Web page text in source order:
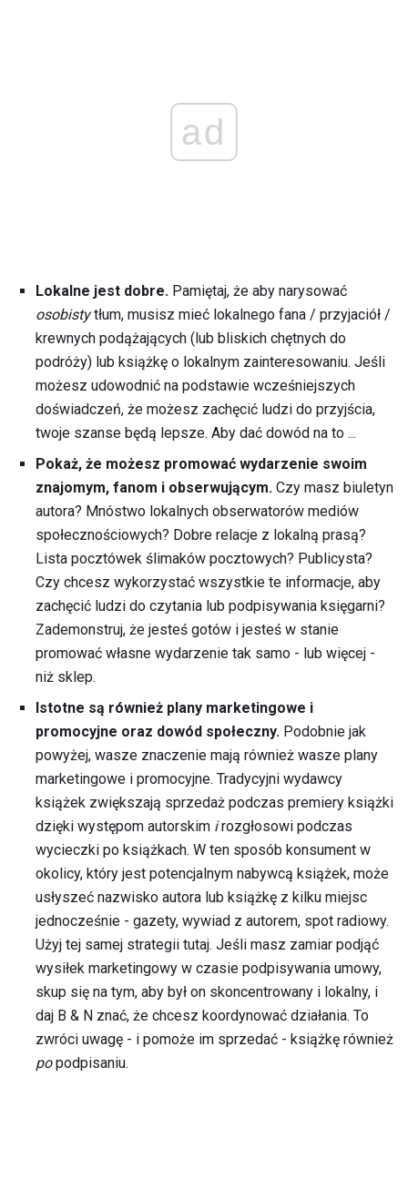
ad
Lokalne jest dobre. Pamiętaj, że aby narysować
osobistytłum, musisz mieć lokalnego fana / przyjaciół /
krewnych podążających (lub bliskich chętnych do
podróży) lub książkę o lokalnym zainteresowaniu. Jeśli
możesz udowodnić na podstawie wcześniejszych
doświadczeń, że możesz zachęcić ludzi do przyjścia,
twoje szanse będą lepsze. Aby dać dowód na to ...
Pokaż, że możesz promować wydarzenie swoim
znajomym, fanom i obserwującym. Czy masz biuletyn
autora? Mnóstwo lokalnych obserwatorów mediów
społecznościowych? Dobre relacje z lokalną prasą?
Lista pocztówek ślimaków pocztowych? Publicysta?
Czy chcesz wykorzystać wszystkie te informacje, aby
zachęcić ludzi do czytania lub podpisywania księgarni?
Zademonstruj, że jesteś gotów i jesteś w stanie
promować własne wydarzenie tak samo - lub więcej -
niż sklep.
Istotne są również plany marketingowe i
promocyjne oraz dowód społeczny. Podobnie jak
powyżej, wasze znaczenie mają również wasze plany
marketingowe i promocyjne. Tradycyjni wydawcy
książek zwiększają sprzedaż podczas premiery książki
dzięki występom autorskim irozgłosowi podczas
wycieczki po książkach. W ten sposób konsument w
okolicy, który jest potencjalnym nabywcą książek, może
usłyszeć nazwisko autora lub książkę z kilku miejsc
jednocześnie - gazety, wywiad z autorem, spot radiowy.
Użyj tej samej strategii tutaj. Jeśli masz zamiar podjąć
wysiłek marketingowy w czasie podpisywania umowy,
skup się na tym, aby był on skoncentrowany i lokalny, i
daj B & N znać, że chcesz koordynować działania. To
zwróci uwagę - i pomoże im sprzedać - książkę również
popodpisaniu.